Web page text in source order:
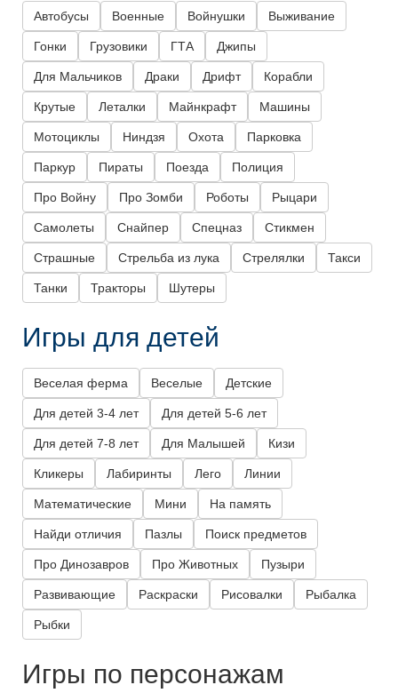
Автобусы Военные Войнушки Выживание
Гонки Грузовики ГТА Джипы
Для Мальчиков Драки Дрифт Корабли
Крутые Леталки Майнкрафт Машины
Мотоциклы Ниндзя Охота Парковка
Паркур Пираты Поезда Полиция
Про Войну Про Зомби Роботы Рыцари
Самолеты Снайпер Спецназ Стикмен
Страшные Стрельба из лука Стрелялки Такси
Танки Тракторы Шутеры
Игры для детей
Веселая ферма Веселые Детские
Для детей 3-4 лет Для детей 5-6 лет
Для детей 7-8 лет Для Малышей Кизи
Кликеры Лабиринты Лего Линии
Математические Мини На память
Найди отличия Пазлы Поиск предметов
Про Динозавров Про Животных Пузыри
Развивающие Раскраски Рисовалки Рыбалка
Рыбки
Игры по персонажам